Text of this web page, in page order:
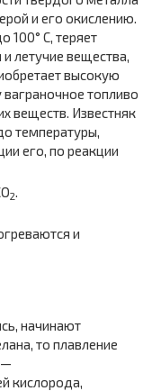
и его окислению.
100° С, теряет
летучие вещества,
высокую
топливо
веществ. Известняк
температуры,
его, по реакции
2.
и
начинают
то плавление
—
кислорода,